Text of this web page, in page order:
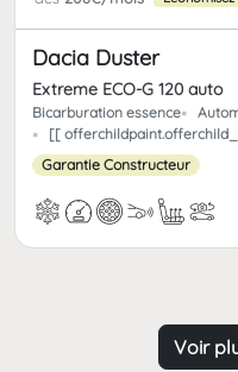
Dacia Duster
Extreme ECO-G 120 auto
Bicarburation essence
[[
Garantie Constructeur
Voir